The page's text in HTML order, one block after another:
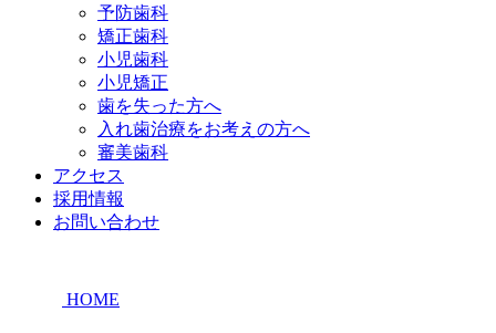
予防歯科
矯正歯科
小児歯科
小児矯正
歯を失った方へ
入れ歯治療をお考えの方へ
審美歯科
アクセス
採用情報
お問い合わせ
HOME